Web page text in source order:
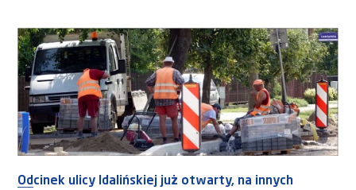
Odcinek ulicy Idalińskiej już otwarty, na innych